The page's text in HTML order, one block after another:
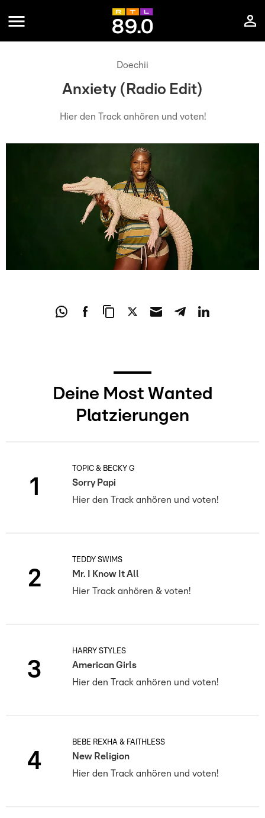
Doechii
Anxiety (Radio Edit)
Hier den Track anhören und voten!
Deine Most Wanted
Platzierungen
1
TOPIC & BECKY G
Sorry Papi
Hier den Track anhören und voten!
2
TEDDY SWIMS
Mr. I Know It All
Hier Track anhören & voten!
3
HARRY STYLES
American Girls
Hier den Track anhören und voten!
4
BEBE REXHA & FAITHLESS
New Religion
Hier den Track anhören und voten!